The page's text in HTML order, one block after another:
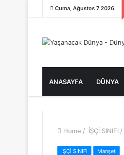
Cuma, Ağustos 7 2026
ANASAYFA DÜNYA
Home / İŞÇİ SINIFI /
İŞÇİ SINIFI Manşet